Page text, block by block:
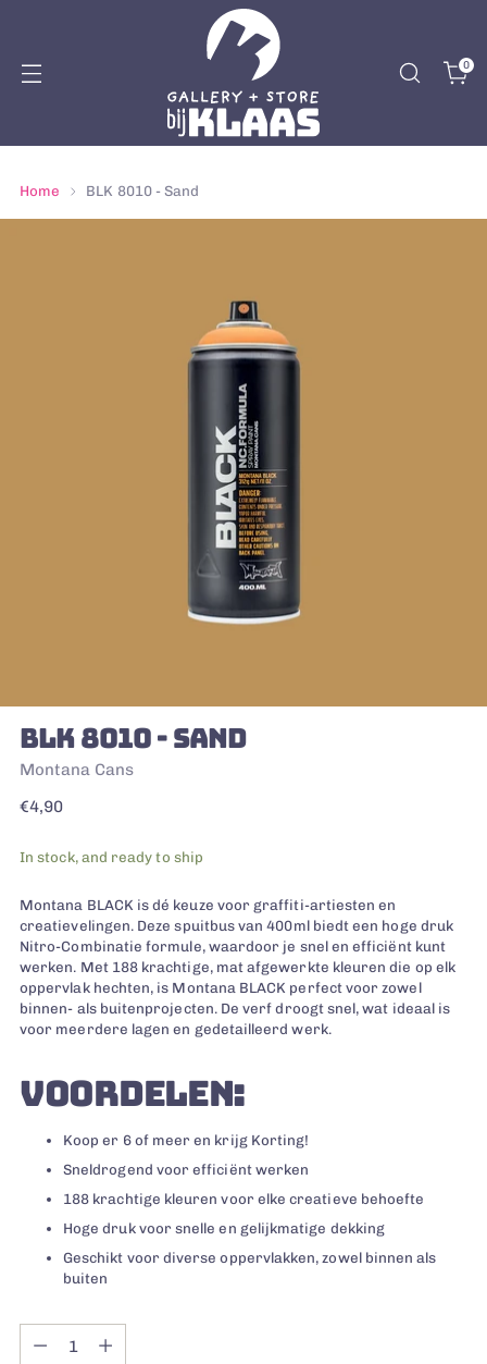
0
Home BLK 8010 - Sand
BLK 8010 - SAND
Montana Cans
Regular
€4,90
In stock, and ready to ship
Montana BLACK is dé keuze voor graffiti-artiesten en
creatievelingen. Deze spuitbus van 400ml biedt een hoge druk
Nitro-Combinatie formule, waardoor je snel en efficiënt kunt
werken. Met 188 krachtige, mat afgewerkte kleuren die op elk
oppervlak hechten, is Montana BLACK perfect voor zowel
binnen- als buitenprojecten. De verf droogt snel, wat ideaal is
voor meerdere lagen en gedetailleerd werk.
VOORDELEN:
Koop er 6 of meer en krijg Korting!
Sneldrogend voor efficiënt werken
188 krachtige kleuren voor elke creatieve behoefte
Hoge druk voor snelle en gelijkmatige dekking
Geschikt voor diverse oppervlakken, zowel binnen als
buiten
Quantity
Quantity